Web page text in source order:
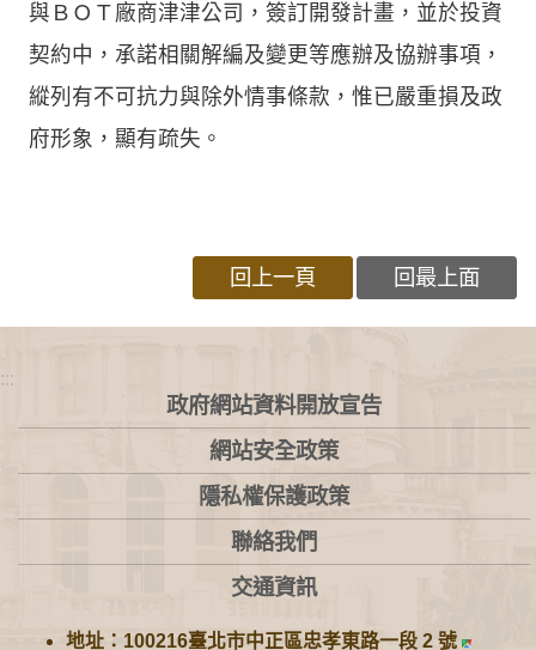
與ＢＯＴ廠商津津公司，簽訂開發計畫，並於投資
契約中，承諾相關解編及變更等應辦及協辦事項，
縱列有不可抗力與除外情事條款，惟已嚴重損及政
府形象，顯有疏失。
回上一頁 回最上面
:::
政府網站資料開放宣告
網站安全政策
隱私權保護政策
聯絡我們
交通資訊
地址：100216臺北市中正區忠孝東路一段 2 號